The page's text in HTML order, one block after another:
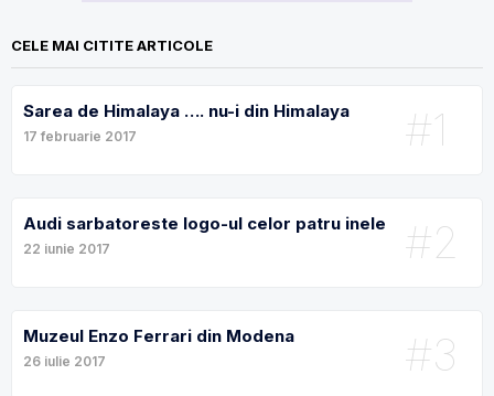
CELE MAI CITITE ARTICOLE
#1
Sarea de Himalaya …. nu-i din Himalaya
17 februarie 2017
#2
Audi sarbatoreste logo-ul celor patru inele
22 iunie 2017
#3
Muzeul Enzo Ferrari din Modena
26 iulie 2017